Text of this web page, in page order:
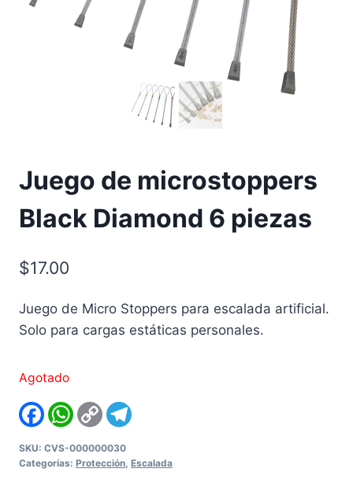
Juego de microstoppers
Black Diamond 6 piezas
$17.00
Juego de Micro Stoppers para escalada artificial.
Solo para cargas estáticas personales.
Agotado
FacebookWhatsApp
Copy
Link
SKU: CVS-000000030
Categorías: Protección, Escalada